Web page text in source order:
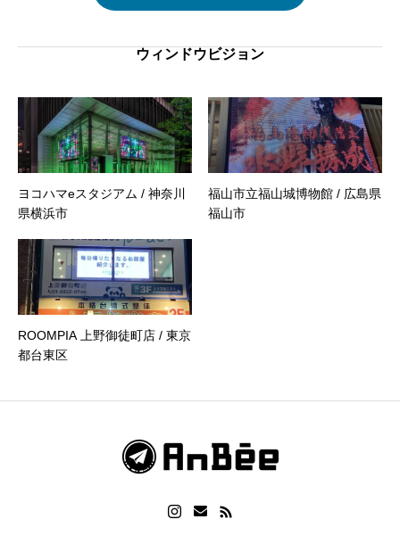
ウィンドウビジョン
ヨコハマeスタジアム / 神奈川
県横浜市
福山市立福山城博物館 / 広島県
福山市
ROOMPIA 上野御徒町店 / 東京
都台東区